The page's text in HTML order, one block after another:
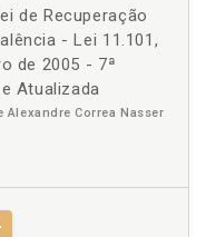
de Recuperação
- Lei 11.101,
de 2005 - 7ª
Atualizada
Alexandre Correa Nasser